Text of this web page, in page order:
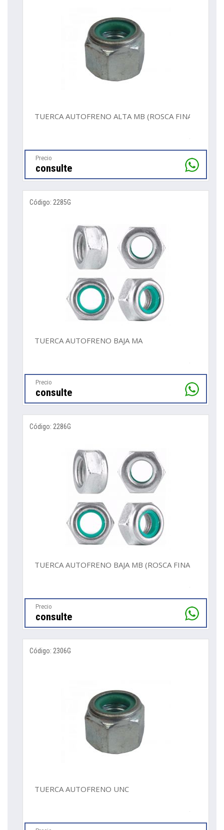
TUERCA AUTOFRENO ALTA MB (ROSCA FINA)
Precio
consulte
Código: 2285G
TUERCA AUTOFRENO BAJA MA
Precio
consulte
Código: 2286G
TUERCA AUTOFRENO BAJA MB (ROSCA FINA)
Precio
consulte
Código: 2306G
TUERCA AUTOFRENO UNC